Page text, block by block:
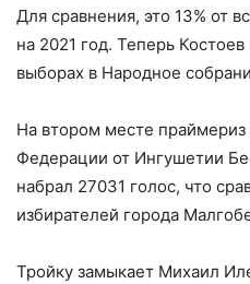
Для сравнения, это 13% от
на 2021 год. Теперь
выборах в Народное
На втором месте праймериз
Федерации от Ингушетии
набрал 27031 голос, что
избирателей города
Тройку замыкает Михаил